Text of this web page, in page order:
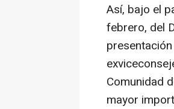
Así, bajo el
febrero, del
Comunidad
mayor